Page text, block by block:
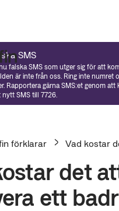
SMS
falska SMS som utger sig för att
är inte från oss. Ring inte numret
Rapportera gärna SMS:et genom att
SMS till 7726.
förklarar Vad kostar det att
det
ett